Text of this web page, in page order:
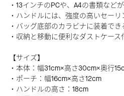
・13インチのPCや、A4の書類など
・ハンドルには、強度の高いセー
・バッグ底部のカラビナに装着で
・収納と移動に便利なダストケース
【サイズ】
・本体：幅31cm×高さ30cm×奥行
・ポーチ：幅16cm×高さ12cm
・ハンドルの高さ：18cm